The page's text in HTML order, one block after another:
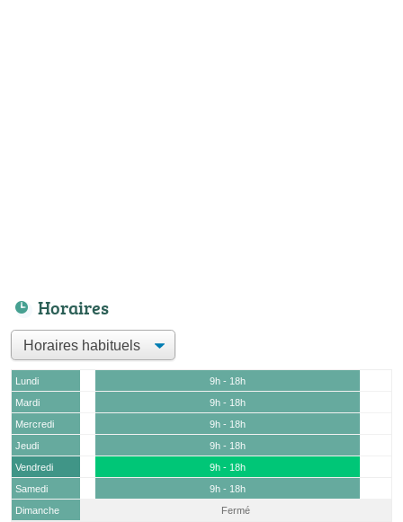
Horaires
Lundi
9h - 18h
Mardi
9h - 18h
Mercredi
9h - 18h
Jeudi
9h - 18h
Vendredi
9h - 18h
Samedi
9h - 18h
Dimanche
Fermé